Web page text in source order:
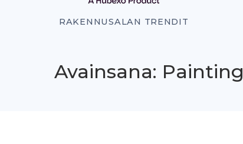
RAKENNUSALAN TRENDIT
Avainsana: Painting